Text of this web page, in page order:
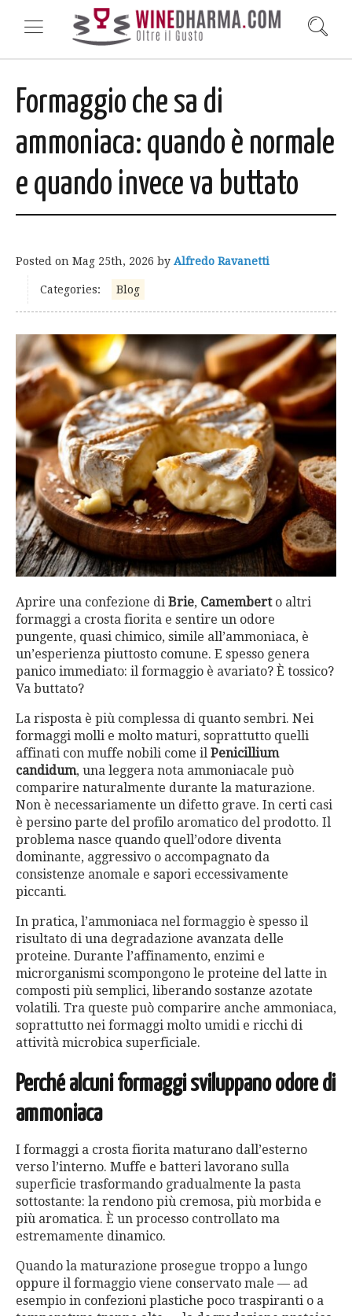
Formaggio che sa di
ammoniaca: quando è normale
e quando invece va buttato
Posted on Mag 25th, 2026 by Alfredo Ravanetti
Categories: Blog
Aprire una confezione di Brie, Camemberto altri
formaggi a crosta fiorita e sentire un odore
pungente, quasi chimico, simile all’ammoniaca, è
un’esperienza piuttosto comune. E spesso genera
panico immediato: il formaggio è avariato? È tossico?
Va buttato?
La risposta è più complessa di quanto sembri. Nei
formaggi molli e molto maturi, soprattutto quelli
affinati con muffe nobili come il Penicillium
candidum, una leggera nota ammoniacale può
comparire naturalmente durante la maturazione.
Non è necessariamente un difetto grave. In certi casi
è persino parte del profilo aromatico del prodotto. Il
problema nasce quando quell’odore diventa
dominante, aggressivo o accompagnato da
consistenze anomale e sapori eccessivamente
piccanti.
In pratica, l’ammoniaca nel formaggio è spesso il
risultato di una degradazione avanzata delle
proteine. Durante l’affinamento, enzimi e
microrganismi scompongono le proteine del latte in
composti più semplici, liberando sostanze azotate
volatili. Tra queste può comparire anche ammoniaca,
soprattutto nei formaggi molto umidi e ricchi di
attività microbica superficiale.
Perché alcuni formaggi sviluppano odore di
ammoniaca
I formaggi a crosta fiorita maturano dall’esterno
verso l’interno. Muffe e batteri lavorano sulla
superficie trasformando gradualmente la pasta
sottostante: la rendono più cremosa, più morbida e
più aromatica. È un processo controllato ma
estremamente dinamico.
Quando la maturazione prosegue troppo a lungo
oppure il formaggio viene conservato male — ad
esempio in confezioni plastiche poco traspiranti o a